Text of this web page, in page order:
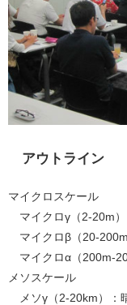
アウトライン
マイクロスケール
マイクロγ（2-20m
マイクロβ（20-
マイクロα（200m-
メソスケール
メソγ（2-20km）：